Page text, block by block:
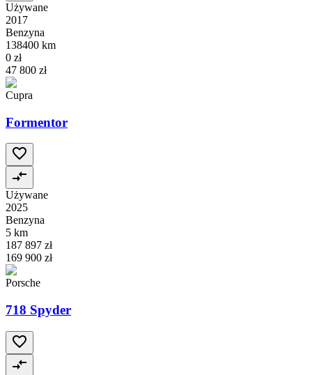
Używane
2017
Benzyna
138400 km
0 zł
47 800 zł
Cupra
Formentor
Używane
2025
Benzyna
5 km
187 897 zł
169 900 zł
Porsche
718 Spyder